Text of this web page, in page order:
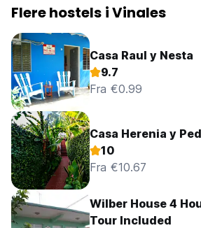
Flere hostels i Vinales
Casa Raul y Nesta
9.7
Fra €0.99
Casa Herenia y
10
Fra €10.67
Wilber House 4
Tour Included